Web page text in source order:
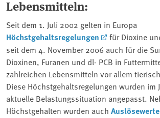
Lebensmitteln:
Seit dem 1. Juli 2002 gelten in Europa
Höchstgehaltsregelungen
für Dioxine
seit dem 4. November 2006 auch für die
Dioxinen, Furanen und dl- PCB in
zahlreichen Lebensmitteln vor allem
Diese Höchstgehaltsregelungen wurden im
aktuelle Belastungssituation angepasst.
Höchstgehalten wurden auch Auslösewerte